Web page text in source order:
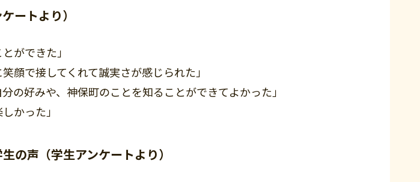
ートより）
ができた」
顔で接してくれて誠実さが感じられた」
の好みや、神保町のことを知ることができてよかった」
かった」
の声（学生アンケートより）